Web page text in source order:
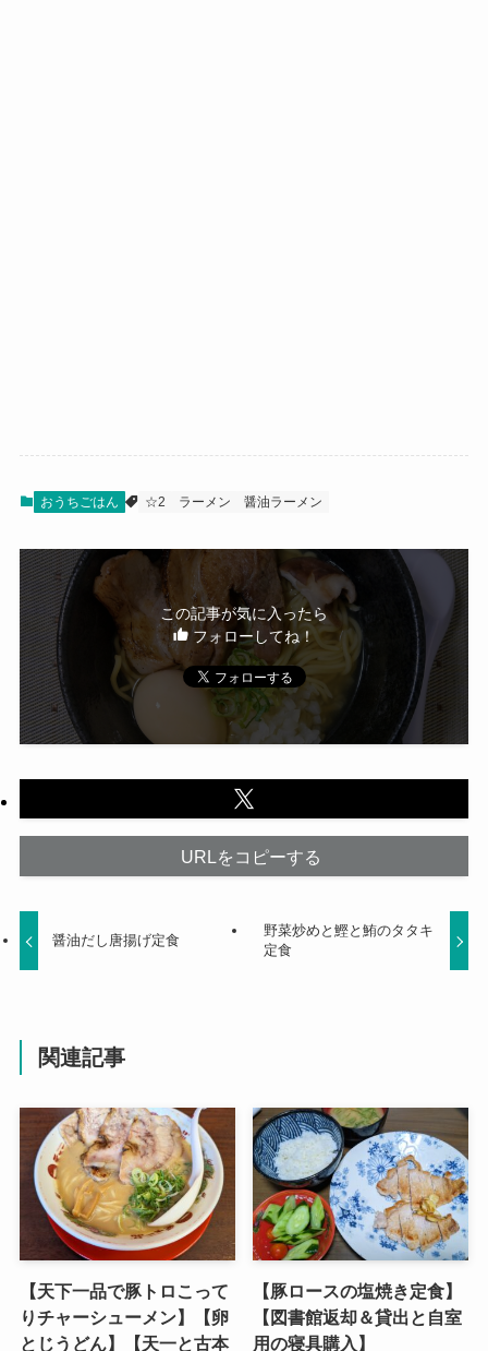
おうちごはん ☆2 ラーメン 醤油ラーメン
この記事が気に入ったら
フォローしてね！
URLをコピーする
醤油だし唐揚げ定食
野菜炒めと鰹と鮪のタタキ
定食
関連記事
【天下一品で豚トロこって
りチャーシューメン】【卵
とじうどん】【天一と古本
【豚ロースの塩焼き定食】
【図書館返却＆貸出と自室
用の寝具購入】